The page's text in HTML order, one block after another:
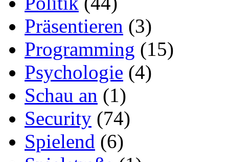
Präsentieren (3)
Programming (15)
Psychologie (4)
Schau an (1)
Security (74)
Spielend (6)